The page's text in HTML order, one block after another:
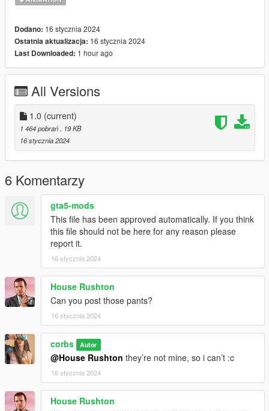
Dodano: 16 stycznia 2024
Ostatnia aktualizacja: 16 stycznia 2024
Last Downloaded: 1 hour ago
All Versions
1.0 (current)
1 464 pobrań
, 19 KB
16 stycznia 2024
6 Komentarzy
gta5-mods
This file has been approved automatically. If you think
this file should not be here for any reason please
report it.
16 stycznia 2024
House Rushton
Can you post those pants?
16 stycznia 2024
corbs Autor
@House Rushton they’re not mine, so i can’t :c
16 stycznia 2024
House Rushton